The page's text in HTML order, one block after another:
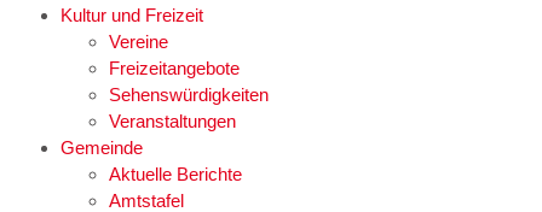
Kultur und Freizeit
Vereine
Freizeitangebote
Sehenswürdigkeiten
Veranstaltungen
Gemeinde
Aktuelle Berichte
Amtstafel